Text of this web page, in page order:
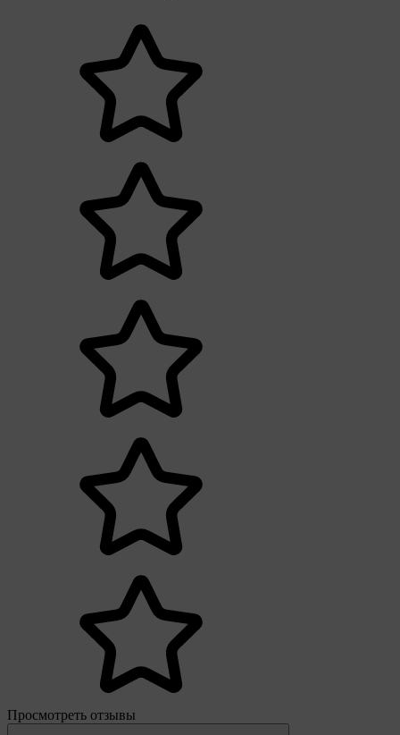
Просмотреть отзывы